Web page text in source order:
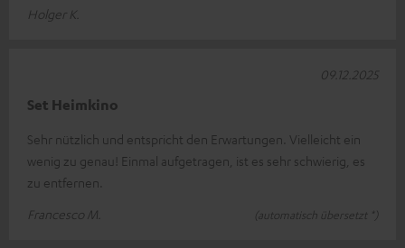
Holger K.
Set Heimkino
Sehr nützlich und entspricht den Erwartungen. Vielleicht ein
wenig zu genau! Einmal aufgetragen, ist es sehr schwierig, es
zu entfernen.
Francesco M.
(automatisch übersetzt *)
09.12.2025